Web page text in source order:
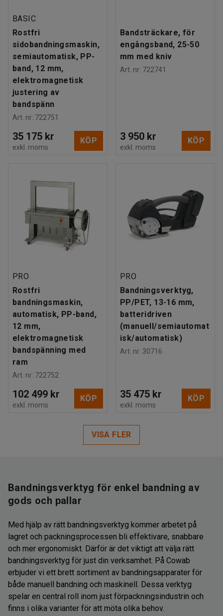
BASIC
Rostfri
sidobandningsmaskin,
semiautomatisk, PP-
band, 12 mm,
elektromagnetisk
justering av
bandspänn
Art. nr: 722751
35 175 kr
exkl. moms
KÖP
Bandsträckare, för
engångsband, 25-50
mm med kniv
Art. nr: 722741
3 950 kr
exkl. moms
KÖP
PRO
Rostfri
bandningsmaskin,
automatisk, PP-band,
12 mm,
elektromagnetisk
bandspänning med
ram
Art. nr: 722752
102 499 kr
exkl. moms
KÖP
PRO
Bandningsverktyg,
PP/PET, 13-16 mm,
batteridriven
(manuell/semiautomat
isk/automatisk)
Art. nr: 30716
35 475 kr
exkl. moms
KÖP
VISA FLER
Bandningsverktyg för enkel bandning av
gods och pallar
Med hjälp av rätt bandningsverktyg kommer arbetet på
lagret och packningsprocessen bli effektivare, snabbare
och mer ergonomiskt. Därför är det viktigt att välja rätt
bandningsverktyg för just din verksamhet. På Cowab
erbjuder vi ett brett sortiment av bandningsapparater för
både manuell bandning och maskinell. Dessa verktyg
spelar en central roll inom just förpackningsindustrin och
finns i olika varianter för att möta olika behov.